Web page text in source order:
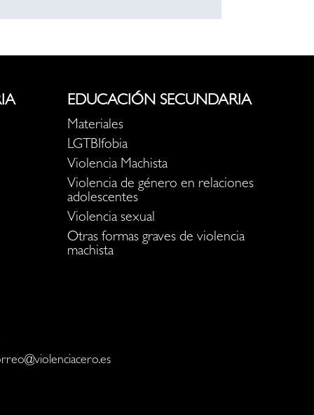
EDUCACIÓN SECUNDARIA
Materiales
LGTBIfobia
Violencia Machista
Violencia de género en relaciones
adolescentes
Violencia sexual
Otras formas graves de violencia
machista